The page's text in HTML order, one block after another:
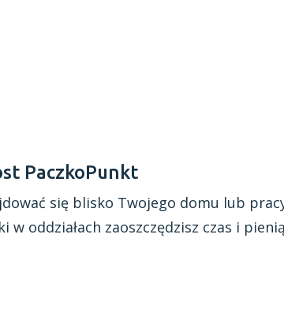
PaczkoPunkt
się blisko Twojego domu lub
w oddziałach zaoszczędzisz czas i